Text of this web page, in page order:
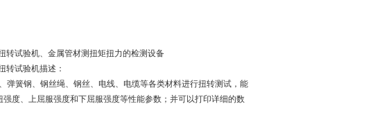
转试验机、金属管材测扭矩扭力的检测设备
转试验机描述：
弹簧钢、钢丝绳、钢丝、电线、电缆等各类材料进行扭转测试，能
强度、上屈服强度和下屈服强度等性能参数；并可以打印详细的数